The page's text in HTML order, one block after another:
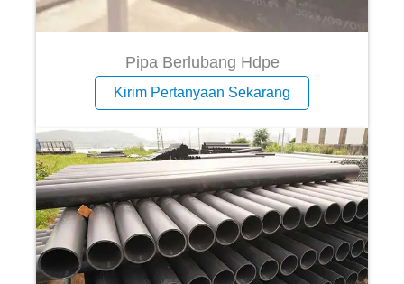
Pipa Berlubang Hdpe
Kirim Pertanyaan Sekarang